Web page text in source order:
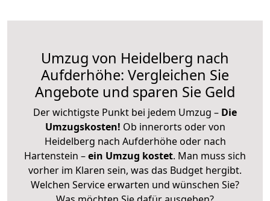
Umzug von Heidelberg nach
Aufderhöhe: Vergleichen Sie
Angebote und sparen Sie Geld
Der wichtigste Punkt bei jedem Umzug – Die
Umzugskosten! Ob innerorts oder von
Heidelberg nach Aufderhöhe oder nach
Hartenstein –ein Umzug kostet. Man muss sich
vorher im Klaren sein, was das Budget hergibt.
Welchen Service erwarten und wünschen Sie?